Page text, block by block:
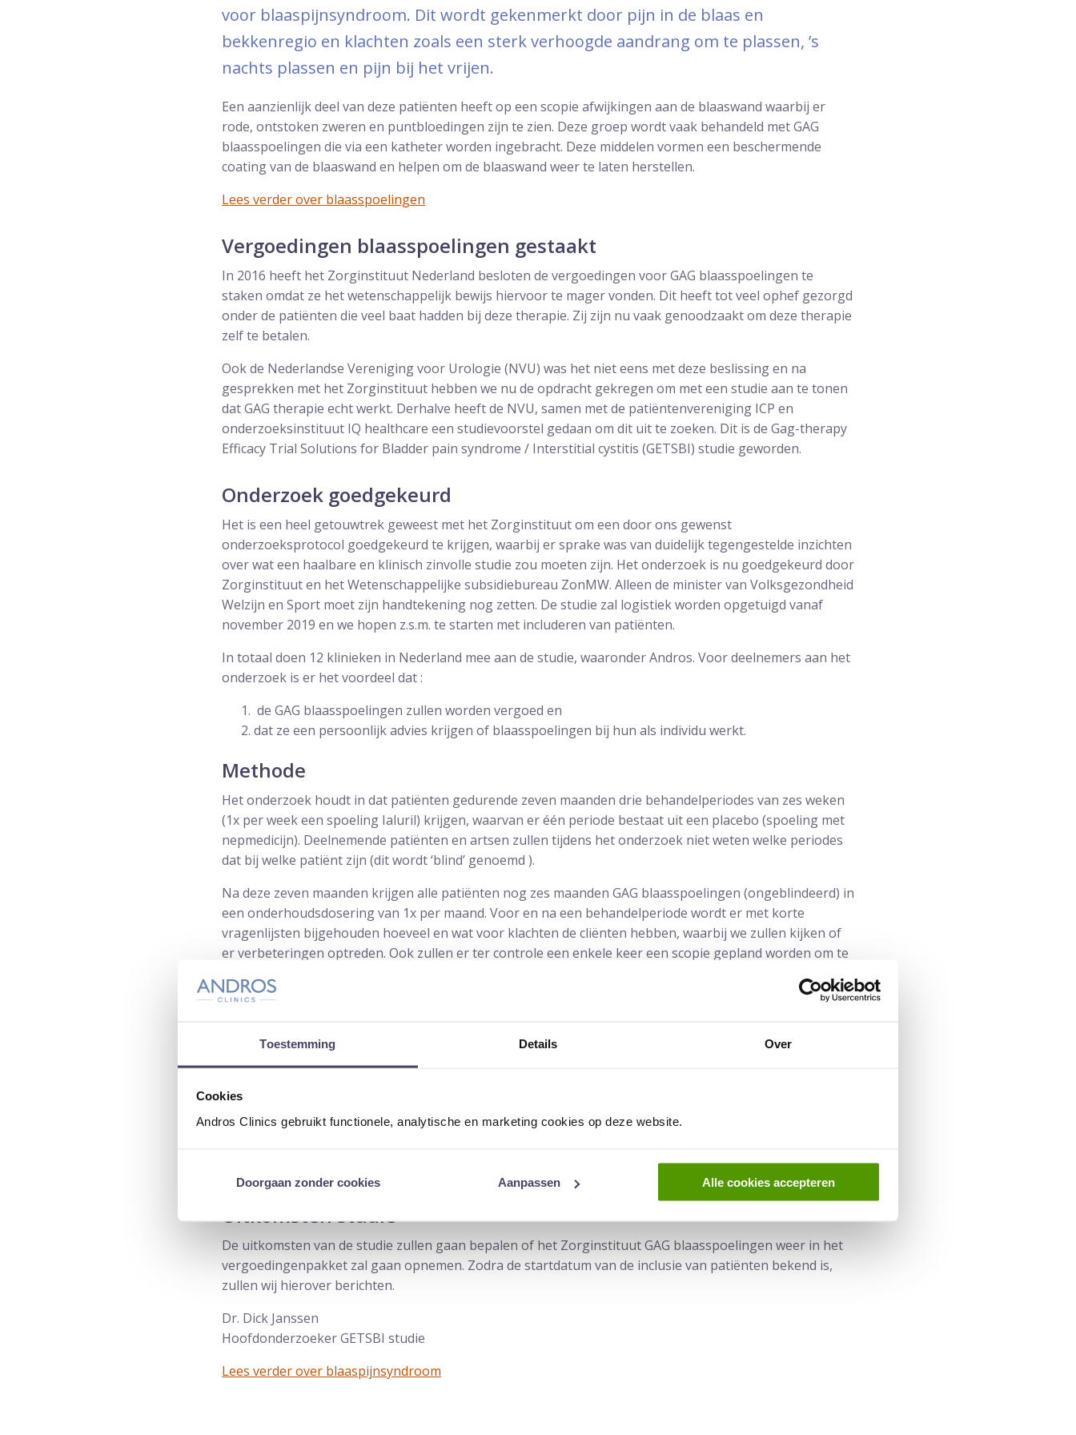
Toestemming Details Over
Cookies
Andros Clinics gebruikt functionele, analytische en marketing cookies op deze website.
Doorgaan zonder cookies Aanpassen Alle cookies accepteren
voor blaaspijnsyndroom. Dit wordt gekenmerkt door pijn in de blaas en
bekkenregio en klachten zoals een sterk verhoogde aandrang om te plassen, ’s
nachts plassen en pijn bij het vrijen.
Een aanzienlijk deel van deze patiënten heeft op een scopie afwijkingen aan de blaaswand waarbij er
rode, ontstoken zweren en puntbloedingen zijn te zien. Deze groep wordt vaak behandeld met GAG
blaasspoelingen die via een katheter worden ingebracht. Deze middelen vormen een beschermende
coating van de blaaswand en helpen om de blaaswand weer te laten herstellen.
Lees verder over blaasspoelingen
Vergoedingen blaasspoelingen gestaakt
In 2016 heeft het Zorginstituut Nederland besloten de vergoedingen voor GAG blaasspoelingen te
staken omdat ze het wetenschappelijk bewijs hiervoor te mager vonden. Dit heeft tot veel ophef gezorgd
onder de patiënten die veel baat hadden bij deze therapie. Zij zijn nu vaak genoodzaakt om deze therapie
zelf te betalen.
Ook de Nederlandse Vereniging voor Urologie (NVU) was het niet eens met deze beslissing en na
gesprekken met het Zorginstituut hebben we nu de opdracht gekregen om met een studie aan te tonen
dat GAG therapie echt werkt. Derhalve heeft de NVU, samen met de patiëntenvereniging ICP en
onderzoeksinstituut IQ healthcare een studievoorstel gedaan om dit uit te zoeken. Dit is de Gag-therapy
Efficacy Trial Solutions for Bladder pain syndrome / Interstitial cystitis (GETSBI) studie geworden.
Onderzoek goedgekeurd
Het is een heel getouwtrek geweest met het Zorginstituut om een door ons gewenst
onderzoeksprotocol goedgekeurd te krijgen, waarbij er sprake was van duidelijk tegengestelde inzichten
over wat een haalbare en klinisch zinvolle studie zou moeten zijn. Het onderzoek is nu goedgekeurd door
Zorginstituut en het Wetenschappelijke subsidiebureau ZonMW. Alleen de minister van Volksgezondheid
Welzijn en Sport moet zijn handtekening nog zetten. De studie zal logistiek worden opgetuigd vanaf
november 2019 en we hopen z.s.m. te starten met includeren van patiënten.
In totaal doen 12 klinieken in Nederland mee aan de studie, waaronder Andros. Voor deelnemers aan het
onderzoek is er het voordeel dat :
de GAG blaasspoelingen zullen worden vergoed en
dat ze een persoonlijk advies krijgen of blaasspoelingen bij hun als individu werkt.
Methode
Het onderzoek houdt in dat patiënten gedurende zeven maanden drie behandelperiodes van zes weken
(1x per week een spoeling Ialuril) krijgen, waarvan er één periode bestaat uit een placebo (spoeling met
nepmedicijn). Deelnemende patiënten en artsen zullen tijdens het onderzoek niet weten welke periodes
dat bij welke patiënt zijn (dit wordt ‘blind’ genoemd ).
Na deze zeven maanden krijgen alle patiënten nog zes maanden GAG blaasspoelingen (ongeblindeerd) in
een onderhoudsdosering van 1x per maand. Voor en na een behandelperiode wordt er met korte
vragenlijsten bijgehouden hoeveel en wat voor klachten de cliënten hebben, waarbij we zullen kijken of
er verbeteringen optreden. Ook zullen er ter controle een enkele keer een scopie gepland worden om te
Het gaat in eerste instantie in deze studie om blaaspijnsyndroom patiënten die ontstoken zweren
hebben in hun blaas (de zogenoemde laesies van Hunner). We hopen in de toekomst om het ook uit te
kunnen zoeken voor patiënten met alleen puntbloedingen in hun blaas, maar dat valt op dit moment niet
Indien de patiënt heeft meegedaan met de studie en wil continueren met de GAG blaasspoelingen, dan
Uitkomsten studie
De uitkomsten van de studie zullen gaan bepalen of het Zorginstituut GAG blaasspoelingen weer in het
vergoedingenpakket zal gaan opnemen. Zodra de startdatum van de inclusie van patiënten bekend is,
zullen wij hierover berichten.
Dr. Dick Janssen
Hoofdonderzoeker GETSBI studie
Lees verder over blaaspijnsyndroom